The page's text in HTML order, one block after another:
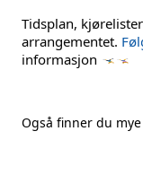
Tidsplan,
arrangementet.
informasjon
Også finner du